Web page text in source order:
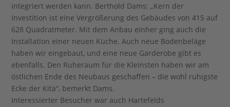
integriert werden kann. Berthold Dams: „Kern der
Investition ist eine Vergrößerung des Gebäudes von 415 auf
628 Quadratmeter. Mit dem Anbau einher ging auch die
Installation einer neuen Küche. Auch neue Bodenbeläge
haben wir eingebaut, und eine neue Garderobe gibt es
ebenfalls. Den Ruheraum für die Kleinsten haben wir am
östlichen Ende des Neubaus geschaffen – die wohl ruhigste
Ecke der Kita“, bemerkt Dams.
Interessierter Besucher war auch Hartefelds